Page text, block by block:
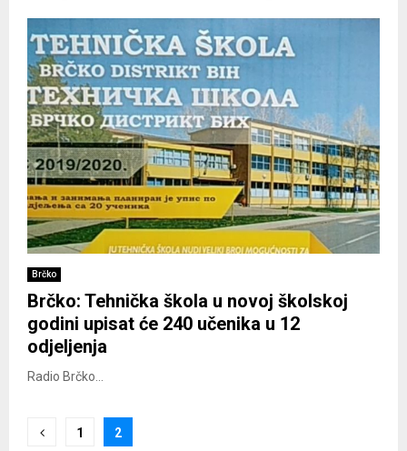
Brčko
Brčko: Tehnička škola u novoj školskoj
godini upisat će 240 učenika u 12
odjeljenja
Radio Brčko...
Posts
1 2